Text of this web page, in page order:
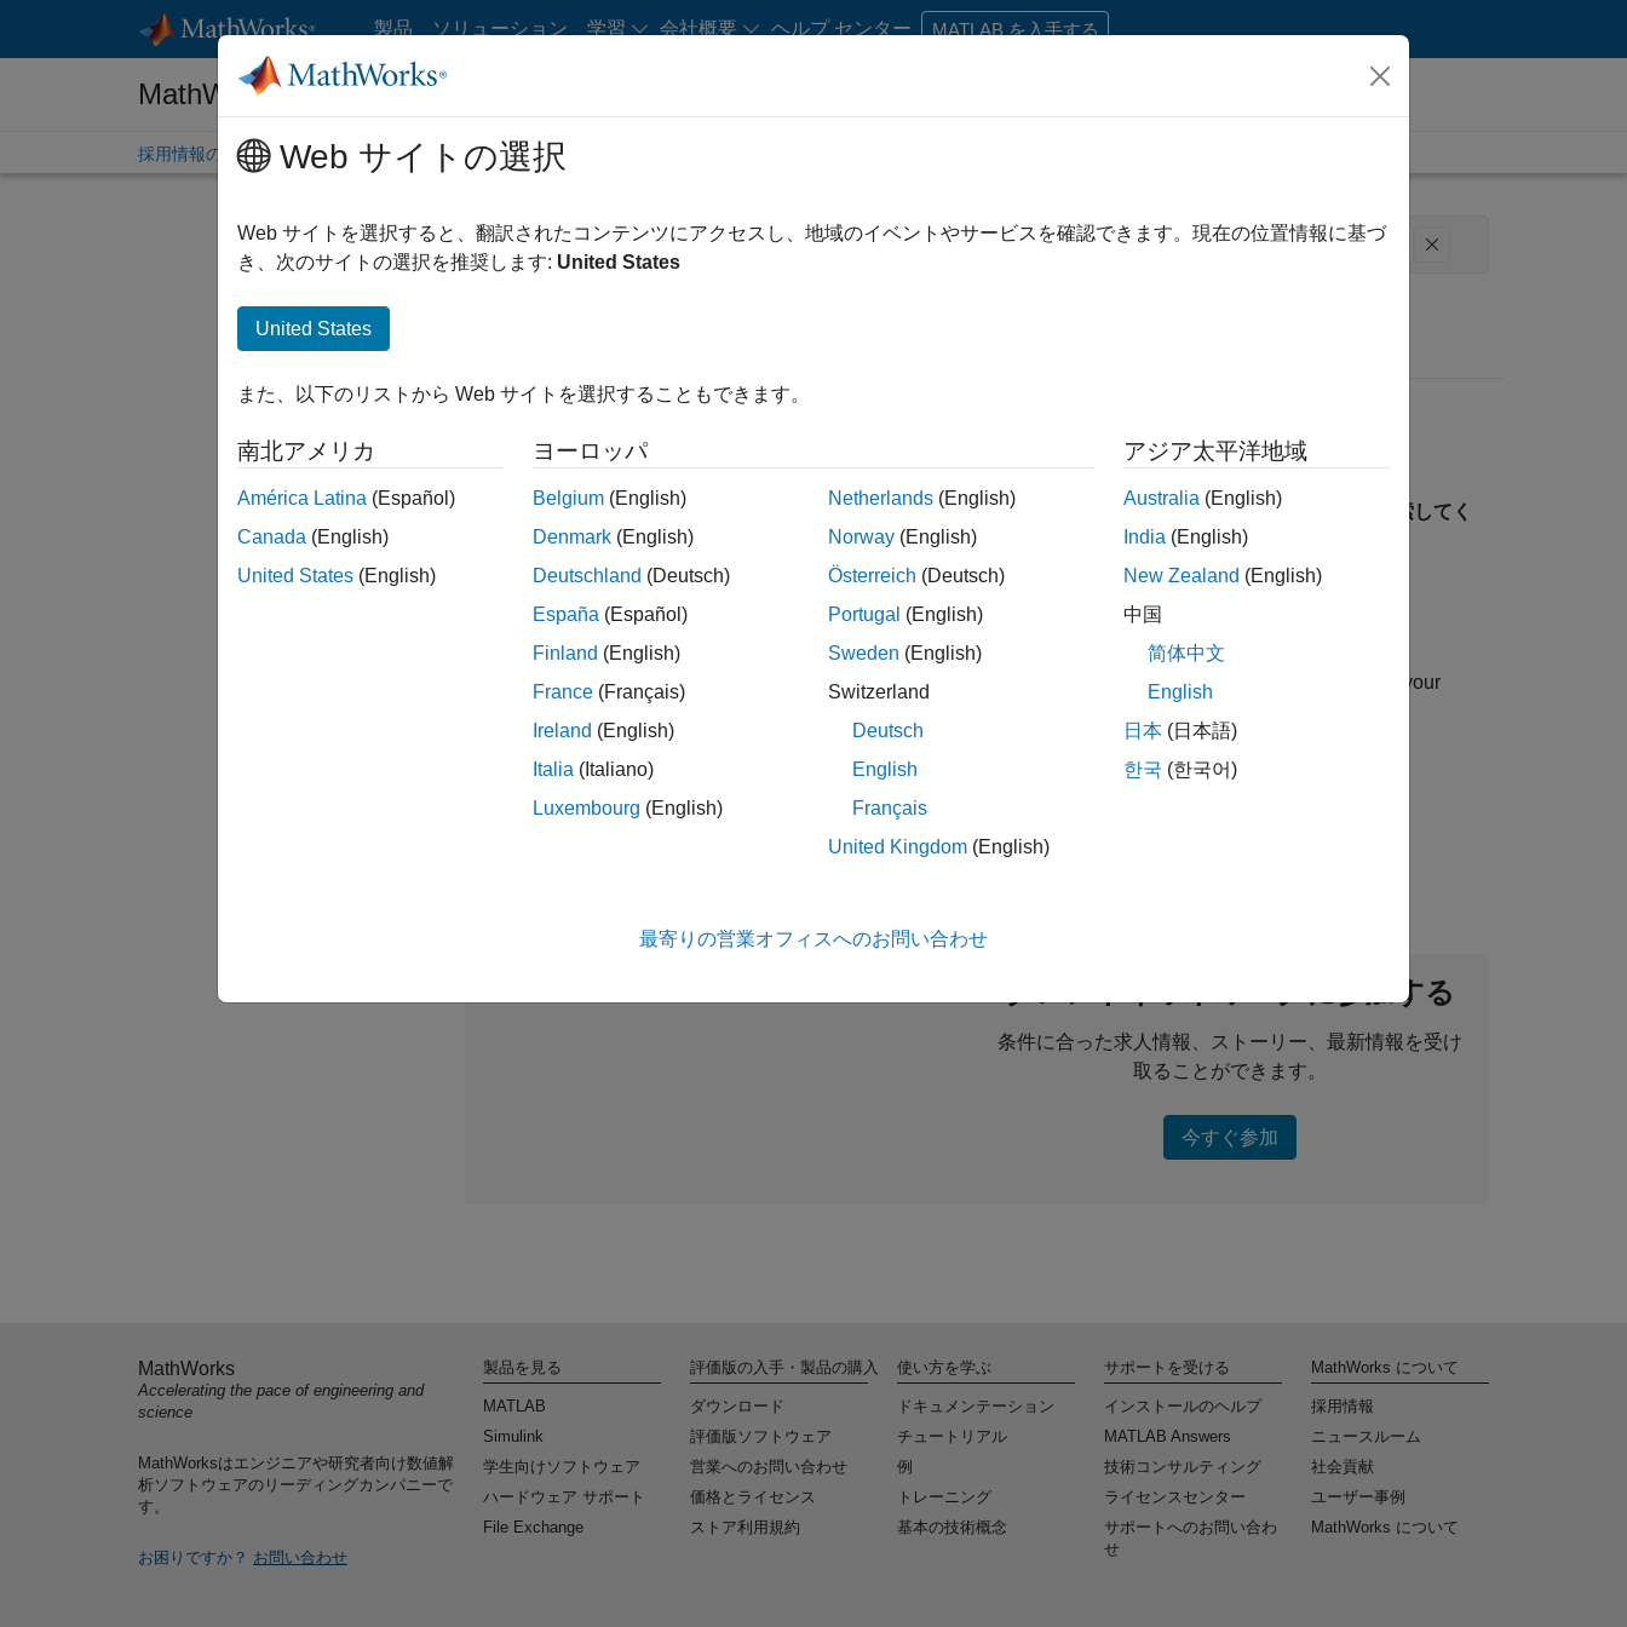
コンテンツへスキップ
製品 ソリューション 学習 会社概要 ヘルプ センター MATLAB を入手する
MathWorks 採用情報
採用情報の概要 求人検索 オフィス所在地 学生・キャリア初期の方
絞り込み条件 企業向けセールス インサイド セールス セールス オペレーション ビジネス モデル チーム 人事
一部の求人情報は翻訳されていません。ご希望の地域ですべての求人を見つけるには、所在地を指定して検索してく
ださい。
Sales Development Representative
Sales Development Representative
JP-Tokyo| インサイド セールス | 社会人採用
At MathWorks, you'll help shape tomorrow's innovations. We'll equip you with essential sales skills in your
first six months.
JP-Tokyo| 企業向けセールス | 社会人採用
As a Senior Sales Account Manager for the Automotive industry, you will sell engineering applications,
タレントネットワークに参加する
条件に合った求人情報、ストーリー、最新情報を受け
取ることができます。
今すぐ参加
Web サイトの選択
Web サイトを選択すると、翻訳されたコンテンツにアクセスし、地域のイベントやサービスを確認できます。現在の位置情報に基づ
き、次のサイトの選択を推奨します: United States
United States
また、以下のリストから Web サイトを選択することもできます。
南北アメリカ
América Latina (Español)
Canada (English)
United States (English)
ヨーロッパ
Belgium (English)
Denmark (English)
Deutschland (Deutsch)
España (Español)
Finland (English)
France (Français)
Ireland (English)
Italia (Italiano)
Luxembourg (English)
Netherlands (English)
Norway (English)
Österreich (Deutsch)
Portugal (English)
Sweden (English)
Switzerland
Deutsch
English
Français
United Kingdom (English)
アジア太平洋地域
Australia (English)
India (English)
New Zealand (English)
中国
简体中文
English
日本 (日本語)
한국 (한국어)
最寄りの営業オフィスへのお問い合わせ
MathWorks
Accelerating the pace of engineering and
science
MathWorksはエンジニアや研究者向け数値解
析ソフトウェアのリーディングカンパニーで
す。
お困りですか？ お問い合わせ
製品を見る
MATLAB
Simulink
学生向けソフトウェア
ハードウェア サポート
File Exchange
評価版の入手・製品の購入
ダウンロード
評価版ソフトウェア
営業へのお問い合わせ
価格とライセンス
ストア利用規約
使い方を学ぶ
ドキュメンテーション
チュートリアル
例
トレーニング
基本の技術概念
サポートを受ける
インストールのヘルプ
MATLAB Answers
技術コンサルティング
ライセンスセンター
サポートへのお問い合わ
せ
MathWorks について
採用情報
ニュースルーム
社会貢献
ユーザー事例
MathWorks について